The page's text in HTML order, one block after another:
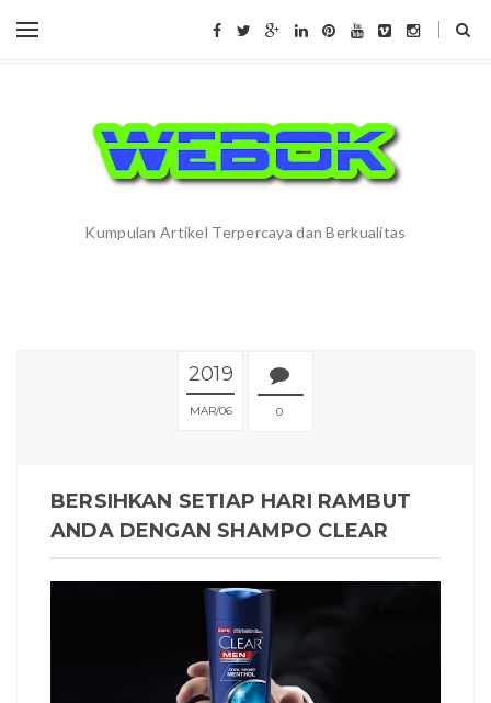
Kumpulan Artikel Terpercaya dan Berkualitas
2019
MAR 06 0
BERSIHKAN SETIAP HARI RAMBUT
ANDA DENGAN SHAMPO CLEAR